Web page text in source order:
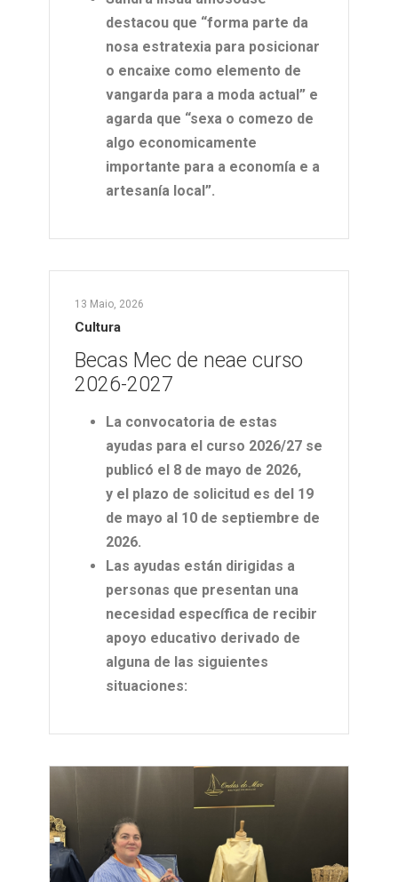
destacou que “forma parte da
nosa estratexia para posicionar
o encaixe como elemento de
vangarda para a moda actual” e
agarda que “sexa o comezo de
algo economicamente
importante para a economía e a
artesanía local”.
13 Maio, 2026
Cultura
Becas Mec de neae curso
2026-2027
La convocatoria de estas
ayudas para el curso 2026/27 se
publicó el 8 de mayo de 2026,
y el plazo de solicitud es del 19
de mayo al 10 de septiembre de
2026.
Las ayudas están dirigidas a
personas que presentan una
necesidad específica de recibir
apoyo educativo derivado de
alguna de las siguientes
situaciones: